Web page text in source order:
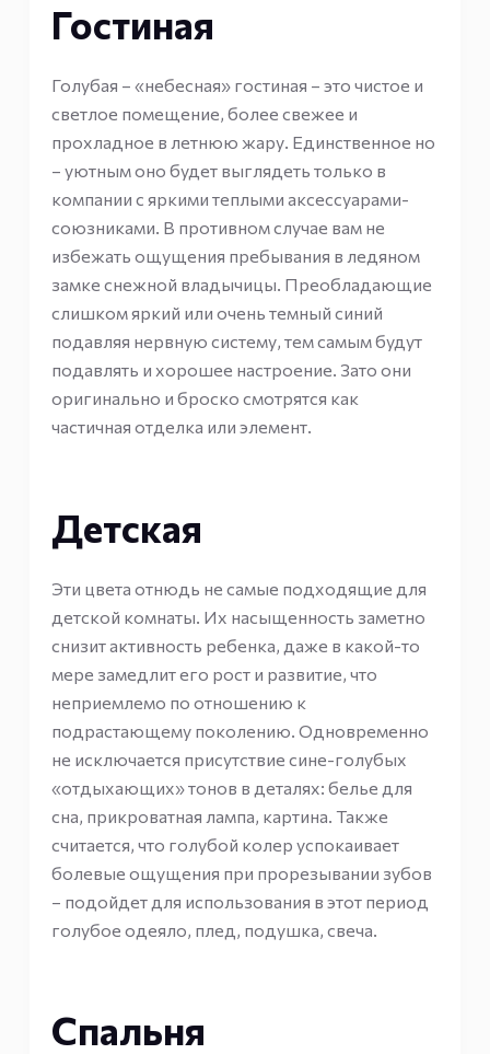
Гостиная
Голубая – «небесная» гостиная – это чистое и
светлое помещение, более свежее и
прохладное в летнюю жару. Единственное но
– уютным оно будет выглядеть только в
компании с яркими теплыми аксессуарами-
союзниками. В противном случае вам не
избежать ощущения пребывания в ледяном
замке снежной владычицы. Преобладающие
слишком яркий или очень темный синий
подавляя нервную систему, тем самым будут
подавлять и хорошее настроение. Зато они
оригинально и броско смотрятся как
частичная отделка или элемент.
Детская
Эти цвета отнюдь не самые подходящие для
детской комнаты. Их насыщенность заметно
снизит активность ребенка, даже в какой-то
мере замедлит его рост и развитие, что
неприемлемо по отношению к
подрастающему поколению. Одновременно
не исключается присутствие сине-голубых
«отдыхающих» тонов в деталях: белье для
сна, прикроватная лампа, картина. Также
считается, что голубой колер успокаивает
болевые ощущения при прорезывании зубов
– подойдет для использования в этот период
голубое одеяло, плед, подушка, свеча.
Спальня